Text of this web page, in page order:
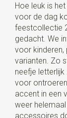
Hoe leuk is
voor de dag
feestcollectie
gedacht. We
voor
varianten. Zo
neefje letterlijk
voor
accent in een
weer
accessoires